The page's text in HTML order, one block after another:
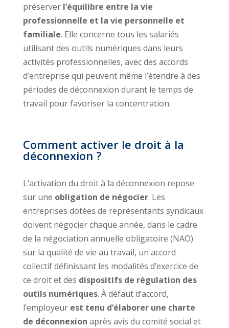
préserver l’équilibre entre la vie
professionnelle et la vie personnelle et
familiale. Elle concerne tous les salariés
utilisant des outils numériques dans leurs
activités professionnelles, avec des accords
d’entreprise qui peuvent même l’étendre à des
périodes de déconnexion durant le temps de
travail pour favoriser la concentration.
Comment activer le droit à la
déconnexion ?
L’activation du droit à la déconnexion repose
sur une obligation de négocier. Les
entreprises dotées de représentants syndicaux
doivent négocier chaque année, dans le cadre
de la négociation annuelle obligatoire (NAO)
sur la qualité de vie au travail, un accord
collectif définissant les modalités d’exercice de
ce droit et des dispositifs de régulation des
outils numériques. À défaut d’accord,
l’employeur est tenu d’élaborer une charte
de déconnexion après avis du comité social et